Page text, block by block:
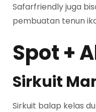
Safarfriendly juga
pembuatan tenun
Spot +
Sirkuit
Sirkuit balap kelas